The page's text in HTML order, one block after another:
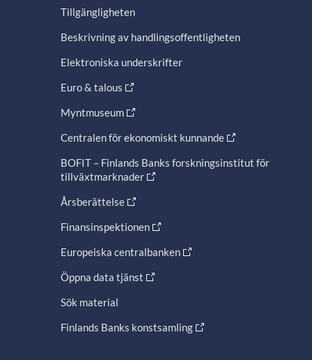
Tillgängligheten
Beskrivning av handlingsoffentligheten
Elektroniska underskrifter
Euro & talous
Myntmuseum
Centralen för ekonomiskt kunnande
BOFIT – Finlands Banks forskningsinstitut för
tillväxtmarknader
Årsberättelse
Finansinspektionen
Europeiska centralbanken
Öppna data tjänst
Sök material
Finlands Banks konstsamling